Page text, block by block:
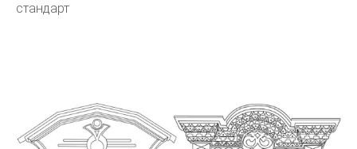
стандарт